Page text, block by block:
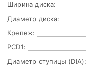
Ширина диска:
Диаметр диска:
Крепеж:
PCD1:
Диаметр ступицы (DIA):